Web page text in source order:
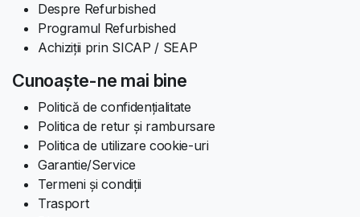
Despre Refurbished
Programul Refurbished
Achiziții prin SICAP / SEAP
Cunoaște-ne mai bine
Politică de confidențialitate
Politica de retur și rambursare
Politica de utilizare cookie-uri
Garantie/Service
Termeni și condiții
Trasport